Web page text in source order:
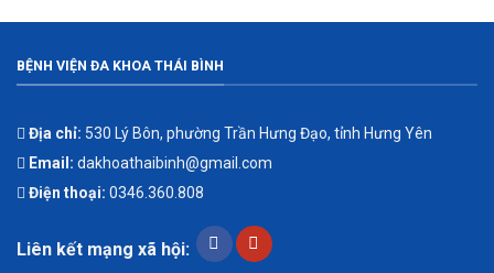
BỆNH VIỆN ĐA KHOA THÁI BÌNH
Địa chỉ: 530 Lý Bôn, phường Trần Hưng Đạo, tỉnh Hưng Yên
Email: dakhoathaibinh@gmail.com
Điện thoại: 0346.360.808
Liên kết mạng xã hội: